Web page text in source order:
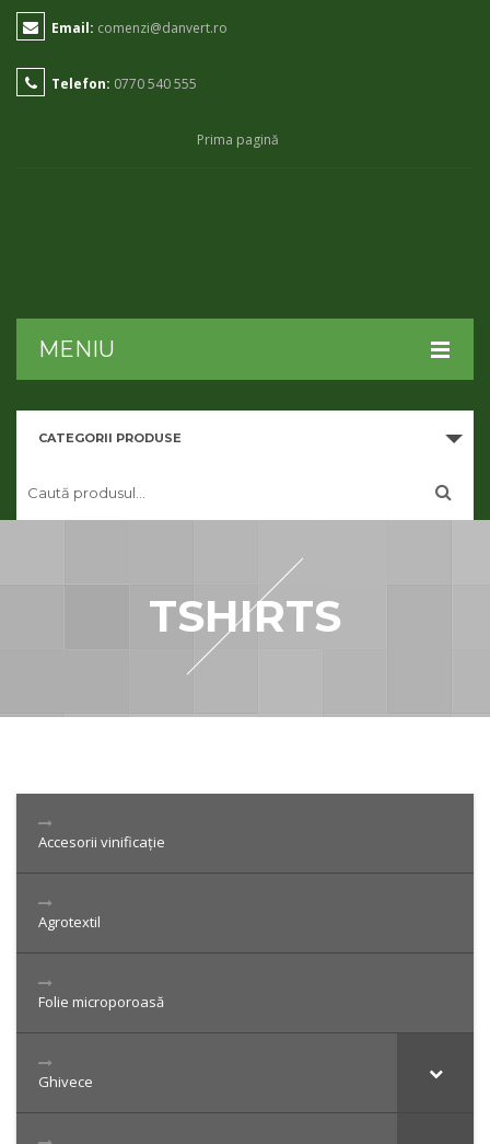
Email: comenzi@danvert.ro
Telefon: 0770 540 555
Prima pagină
MENIU
HOME
CONTUL MEU
CATEGORII PRODUSE
TSHIRTS
Accesorii vinificație
Agrotextil
Folie microporoasă
Ghivece